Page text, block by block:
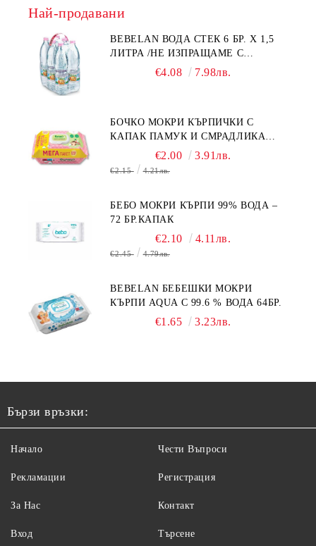
Най-продавани
BEBELAN ВОДА СТЕК 6 БР. Х 1,5
ЛИТРА /НЕ ИЗПРАЩАМЕ С
€4.08 7.98лв.
БОЧКО МОКРИ КЪРПИЧКИ С
КАПАК ПАМУК И СМРАДЛИКА
€2.00 3.91лв.
€2.15 4.21лв.
БЕБО МОКРИ КЪРПИ 99% ВОДА –
72 БР.КАПАК
€2.10 4.11лв.
€2.45 4.79лв.
BEBELAN БЕБЕШКИ МОКРИ
КЪРПИ AQUA С 99.6 % ВОДА 64БР.
€1.65 3.23лв.
Бързи връзки:
Начало
Рекламации
За Нас
Вход
Чести Въпроси
Регистрация
Контакт
Търсене